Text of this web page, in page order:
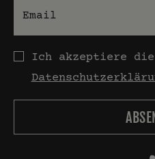
Datenschutz
Ich akzeptiere die